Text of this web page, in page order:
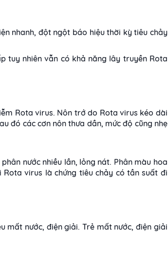
nhanh, đột ngột báo hiệu thời kỳ tiêu chảy
tuy nhiên vẫn có khả năng lây truyền Rota
Rota virus. Nôn trớ do Rota virus kéo dài
đó các cơn nôn thưa dần, mức độ cũng nhẹ
nước nhiều lần, lỏng nát. Phân màu hoa
virus là chứng tiêu chảy có tần suất đi
mất nước, điện giải. Trẻ mất nước, điện giải